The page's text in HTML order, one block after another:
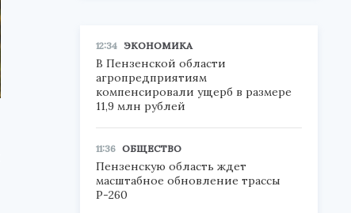
12:34 ЭКОНОМИКА
В Пензенской области
агропредприятиям
компенсировали ущерб в размере
11,9 млн рублей
11:36 ОБЩЕСТВО
Пензенскую область ждет
масштабное обновление трассы
Р-260